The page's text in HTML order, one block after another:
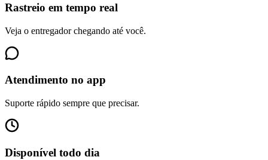
Rastreio em tempo real
Veja o entregador chegando até você.
Atendimento no app
Suporte rápido sempre que precisar.
Disponível todo dia